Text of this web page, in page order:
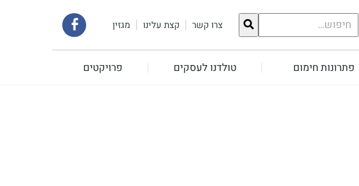
חיפוש
עבור:
צרו קשר קצת עלינו מגזין
קישור
לעמוד
פתרונות חימום טולדנו לעסקים פרויקטים